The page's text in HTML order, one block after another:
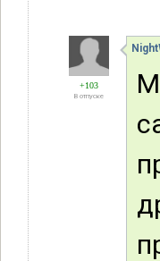
+103
В отпуске